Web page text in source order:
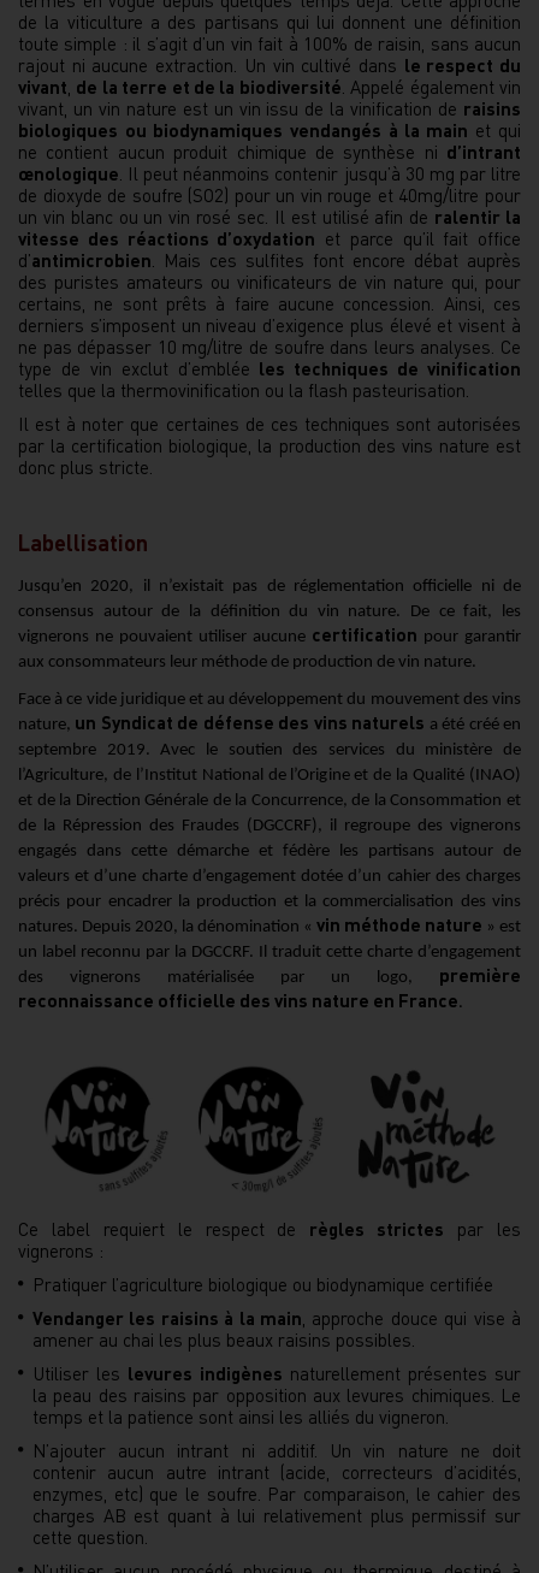
de la viticulture a des partisans qui lui donnent une définition
toute simple : il s’agit d’un vin fait à 100% de raisin, sans aucun
rajout ni aucune extraction. Un vin cultivé dans le respect du
vivant, de la terre et de la biodiversité. Appelé également vin
vivant, un vin nature est un vin issu de la vinification de raisins
biologiques ou biodynamiques vendangés à la main et qui
ne contient aucun produit chimique de synthèse ni d’intrant
œnologique. Il peut néanmoins contenir jusqu’à 30 mg par litre
de dioxyde de soufre (SO2) pour un vin rouge et 40mg/litre pour
un vin blanc ou un vin rosé sec. Il est utilisé afin de ralentir la
vitesse des réactions d’oxydation et parce qu’il fait office
d’antimicrobien. Mais ces sulfites font encore débat auprès
des puristes amateurs ou vinificateurs de vin nature qui, pour
certains, ne sont prêts à faire aucune concession. Ainsi, ces
derniers s’imposent un niveau d’exigence plus élevé et visent à
ne pas dépasser 10 mg/litre de soufre dans leurs analyses. Ce
type de vin exclut d’emblée les techniques de vinification
telles que la thermovinification ou la flash pasteurisation.
Il est à noter que certaines de ces techniques sont autorisées
par la certification biologique, la production des vins nature est
donc plus stricte.
Labellisation
Jusqu’en 2020, il n’existait pas de réglementation officielle ni de
consensus autour de la définition du vin nature. De ce fait, les
vignerons ne pouvaient utiliser aucune certification pour garantir
aux consommateurs leur méthode de production de vin nature.
Face à ce vide juridique et au développement du mouvement des vins
nature, un Syndicat de défense des vins naturels a été créé en
septembre 2019. Avec le soutien des services du ministère de
l’Agriculture, de l’Institut National de l’Origine et de la Qualité (INAO)
et de la Direction Générale de la Concurrence, de la Consommation et
de la Répression des Fraudes (DGCCRF), il regroupe des vignerons
engagés dans cette démarche et fédère les partisans autour de
valeurs et d’une charte d’engagement dotée d’un cahier des charges
précis pour encadrer la production et la commercialisation des vins
natures. Depuis 2020, la dénomination « vin méthode nature » est
un label reconnu par la DGCCRF. Il traduit cette charte d’engagement
des vignerons matérialisée par un logo, première
reconnaissance officielle des vins nature en France.
Ce label requiert le respect de règles strictes par les
vignerons :
Pratiquer l’agriculture biologique ou biodynamique certifiée
Vendanger les raisins à la main , approche douce qui vise à
amener au chai les plus beaux raisins possibles.
Utiliser les levures indigènes naturellement présentes sur
la peau des raisins par opposition aux levures chimiques. Le
temps et la patience sont ainsi les alliés du vigneron.
N’ajouter aucun intrant ni additif. Un vin nature ne doit
contenir aucun autre intrant (acide, correcteurs d’acidités,
enzymes, etc) que le soufre. Par comparaison, le cahier des
charges AB est quant à lui relativement plus permissif sur
cette question.